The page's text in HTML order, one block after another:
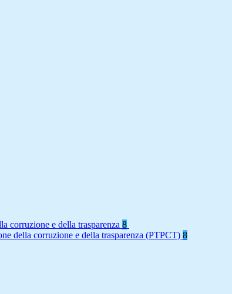
corruzione e della trasparenza 8
della corruzione e della trasparenza (PTPCT) 8